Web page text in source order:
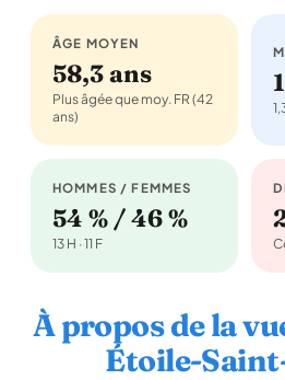
ÂGE MOYEN
58,3 ans
Plus âgée que moy. FR (42
ans)
HOMMES / FEMMES
54 % / 46 %
13 H · 11 F
À propos de la
Étoile-